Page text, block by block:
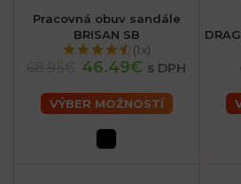
Pracovná obuv sandále
BRISAN SB
(1x)
46.49€ s DPH
VÝBER MOŽNOSTÍ